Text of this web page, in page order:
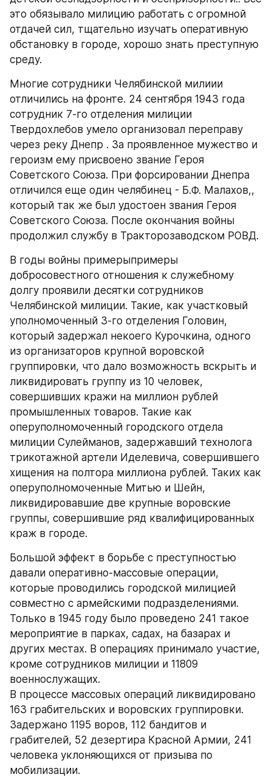
это обязывало милицию работать с огромной
отдачей сил, тщательно изучать оперативную
обстановку в городе, хорошо знать преступную
среду.
Многие сотрудники Челябинской милиии
отличились на фронте. 24 сентября 1943 года
сотрудник 7-го отделения милиции
Твердохлебов умело организовал переправу
через реку Днепр . За проявленное мужество и
героизм ему присвоено звание Героя
Советского Союза. При форсировании Днепра
отличился еще один челябинец - Б.Ф. Малахов,,
который так же был удостоен звания Героя
Советского Союза. После окончания войны
продолжил службу в Тракторозаводском РОВД.
В годы войны примерыпримеры
добросовестного отношения к служебному
долгу проявили десятки сотрудников
Челябинской милиции. Такие, как участковый
уполномоченный 3-го отделения Головин,
который задержал некоего Курочкина, одного
из организаторов крупной воровской
группировки, что дало возможность вскрыть и
ликвидировать группу из 10 человек,
совершивших кражи на миллион рублей
промышленных товаров. Такие как
оперуполномоченный городского отдела
милиции Сулейманов, задержавший технолога
трикотажной артели Иделевича, совершившего
хищения на полтора миллиона рублей. Таких как
оперуполномоченные Митью и Шейн,
ликвидировавшие две крупные воровские
группы, совершившие ряд квалифицированных
краж в городе.
Большой эффект в борьбе с преступностью
давали оперативно-массовые операции,
которые проводились городской милицией
совместно с армейскими подразделениями.
Только в 1945 году было проведено 241 такое
мероприятие в парках, садах, на базарах и
других местах. В операциях принимало участие,
кроме сотрудников милиции и 11809
военнослужащих.
В процессе массовых операций ликвидировано
163 грабительских и воровских группировки.
Задержано 1195 воров, 112 бандитов и
грабителей, 52 дезертира Красной Армии, 241
человека уклоняющихся от призыва по
мобилизации.